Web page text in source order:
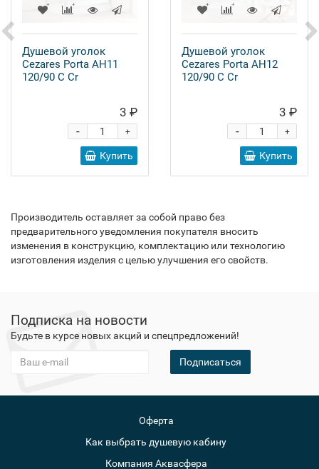
Душевой уголок
Cezares Porta AH11
120/90 C Cr
3 ₽
+
-
Купить
Душевой уголок
Cezares Porta AH12
120/90 C Cr
3 ₽
+
-
Купить
Производитель оставляет за собой право без
предварительного уведомления покупателя вносить
изменения в конструкцию, комплектацию или технологию
изготовления изделия с целью улучшения его свойств.
Подписка на новости
Будьте в курсе новых акций и спецпредложений!
Подписаться
Оферта
Как выбрать душевую кабину
Компания Аквасфера